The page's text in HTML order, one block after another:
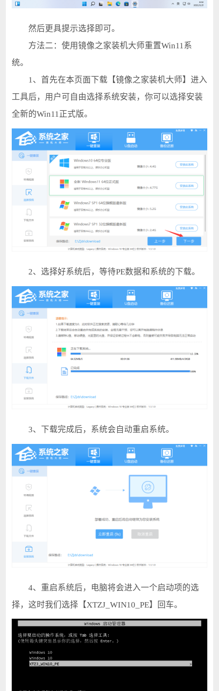
然后更具提示选择即可。
方法二：使用镜像之家装机大师重置Win11系
统。
1、首先在本页面下载【镜像之家装机大师】进入
工具后，用户可自由选择系统安装，你可以选择安装
全新的Win11正式版。
2、选择好系统后，等待PE数据和系统的下载。
3、下载完成后，系统会自动重启系统。
4、重启系统后，电脑将会进入一个启动项的选
择，这时我们选择【XTZJ_WIN10_PE】回车。